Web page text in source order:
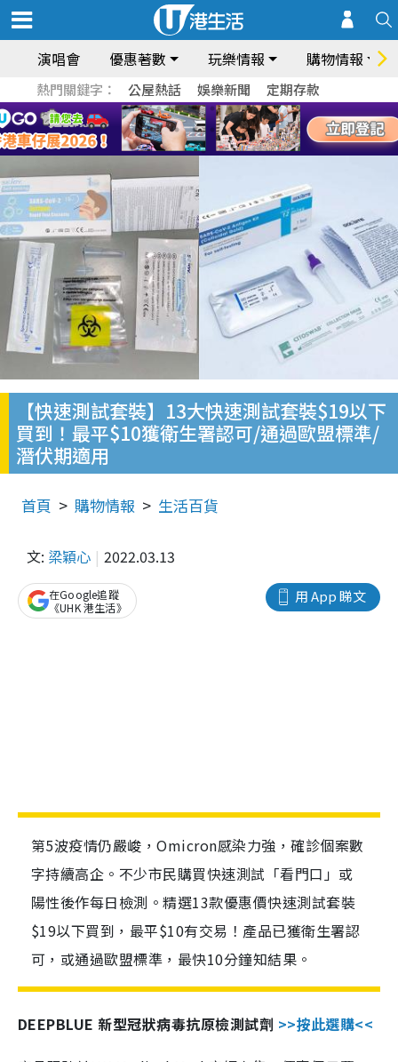
演唱會 優惠著數 玩樂情報 購物情報
熱門關鍵字： 公屋熱話 娛樂新聞 定期存款
【快速測試套裝】13大快速測試套裝$19以下
買到！最平$10獲衛生署認可/通過歐盟標準/
潛伏期適用
首頁 購物情報 生活百貨
文: 梁穎心 2022.03.13
用 App 睇文
在Google追蹤
《UHK 港生活》
第5波疫情仍嚴峻，Omicron感染力強，確診個案數
字持續高企。不少市民購買快速測試「看門口」或
陽性後作每日檢測。精選13款優惠價快速測試套裝
$19以下買到，最平$10有交易！產品已獲衛生署認
可，或通過歐盟標準，最快10分鐘知結果。
DEEPBLUE 新型冠狀病毒抗原檢測試劑 >>按此選購<<